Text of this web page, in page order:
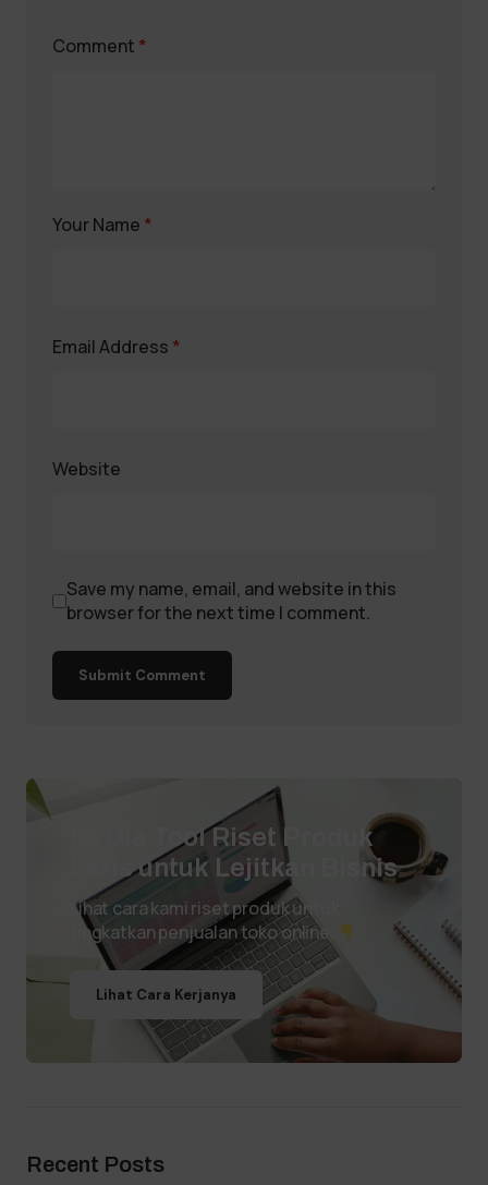
Comment *
Your Name *
Email Address *
Website
Save my name, email, and website in this
browser for the next time I comment.
Submit Comment
Ini Dia Tool Riset Produk
Laris untuk Lejitkan Bisnis
Lihat cara kami riset produk untuk
tingkatkan penjualan toko online.
Lihat Cara Kerjanya
Recent Posts